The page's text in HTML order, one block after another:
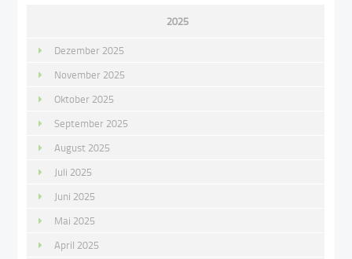
2025
Dezember 2025
November 2025
Oktober 2025
September 2025
August 2025
Juli 2025
Juni 2025
Mai 2025
April 2025